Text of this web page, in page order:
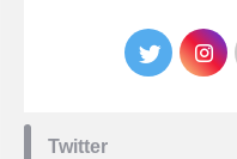
Twitter